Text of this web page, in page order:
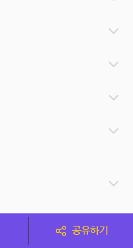
공유하기
사자가 아닙니다. 따라서 스페이스클
다.